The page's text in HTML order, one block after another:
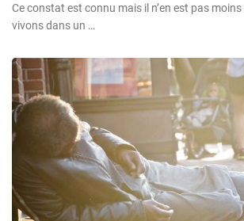
Ce constat est connu mais il n’en est pas
vivons dans un …